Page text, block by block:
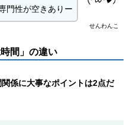
せんわんこ
門性が空きありー
間」の違い
関係に大事なポイントは2点だ